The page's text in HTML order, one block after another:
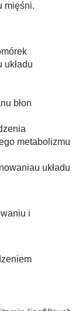
mięśni.
układu
błon
metabolizmu
układu
i